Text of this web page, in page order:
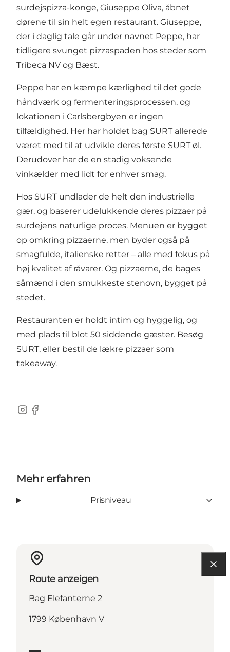
surdejspizza-konge, Giuseppe Oliva, åbnet
dørene til sin helt egen restaurant. Giuseppe,
der i daglig tale går under navnet Peppe, har
tidligere svunget pizzaspaden hos steder som
Tribeca NV og Bæst.
Peppe har en kæmpe kærlighed til det gode
håndværk og fermenteringsprocessen, og
lokationen i Carlsbergbyen er ingen
tilfældighed. Her har holdet bag SURT allerede
været med til at udvikle deres første SURT øl.
Derudover har de en stadig voksende
vinkælder med lidt for enhver smag.
Hos SURT undlader de helt den industrielle
gær, og baserer udelukkende deres pizzaer på
surdejens naturlige proces. Menuen er bygget
op omkring pizzaerne, men byder også på
smagfulde, italienske retter – alle med fokus på
høj kvalitet af råvarer. Og pizzaerne, de bages
såmænd i den smukkeste stenovn, bygget på
stedet.
Restauranten er holdt intim og hyggelig, og
med plads til blot 50 siddende gæster. Besøg
SURT, eller bestil de lækre pizzaer som
takeaway.
Instagram
Facebook
Mehr erfahren
Prisniveau
Route anzeigen
Bag Elefanterne 2
1799 København V